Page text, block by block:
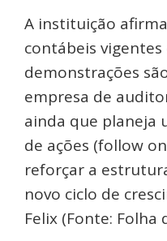
A instituição
contábeis vigentes
demonstrações
empresa de
ainda que planeja
de ações (follow
reforçar a
novo ciclo de
Felix (Fonte: Folha